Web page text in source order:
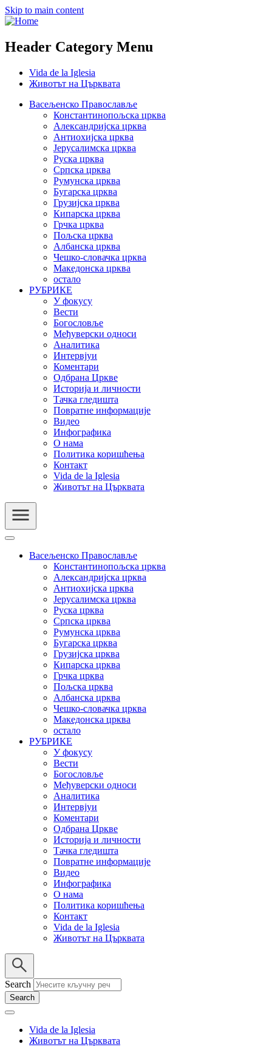
Skip to main content
Header Category Menu
Vida de la Iglesia
Животът на Църквата
Васељенско Православље
Константинопољска црква
Александријска црква
Антиохијска црква
Јерусалимска црква
Руска црква
Српска црква
Румунска црква
Бугарска црква
Грузијска црква
Кипарска црква
Грчка црква
Пољска црква
Албанска црква
Чешко-словачка црква
Македонска црква
остало
РУБРИКЕ
У фокусу
Вести
Богословље
Међуверски односи
Аналитика
Интервјуи
Коментари
Одбрана Цркве
Историја и личности
Тачка гледишта
Повратне информације
Видео
Инфографика
О нама
Политика коришћења
Контакт
Vida de la Iglesia
Животът на Църквата
Васељенско Православље
Константинопољска црква
Александријска црква
Антиохијска црква
Јерусалимска црква
Руска црква
Српска црква
Румунска црква
Бугарска црква
Грузијска црква
Кипарска црква
Грчка црква
Пољска црква
Албанска црква
Чешко-словачка црква
Македонска црква
остало
РУБРИКЕ
У фокусу
Вести
Богословље
Међуверски односи
Аналитика
Интервјуи
Коментари
Одбрана Цркве
Историја и личности
Тачка гледишта
Повратне информације
Видео
Инфографика
О нама
Политика коришћења
Контакт
Vida de la Iglesia
Животът на Църквата
Search
Vida de la Iglesia
Животът на Църквата